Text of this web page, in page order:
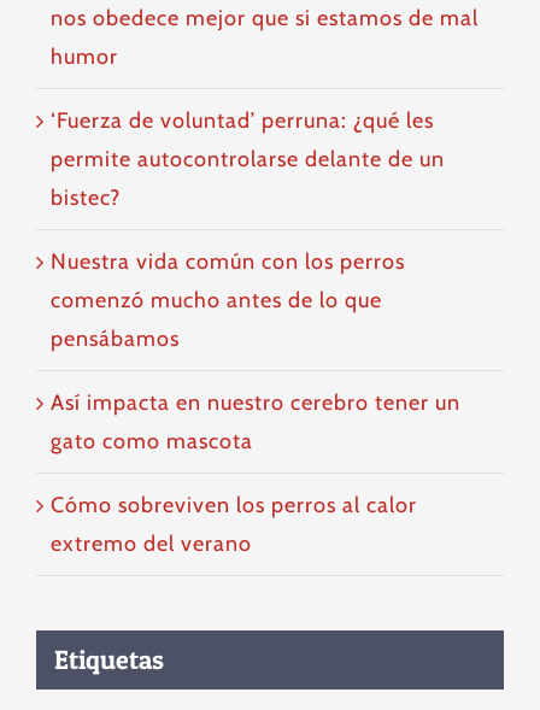
nos obedece mejor que si estamos de mal
humor
‘Fuerza de voluntad’ perruna: ¿qué les
permite autocontrolarse delante de un
bistec?
Nuestra vida común con los perros
comenzó mucho antes de lo que
pensábamos
Así impacta en nuestro cerebro tener un
gato como mascota
Cómo sobreviven los perros al calor
extremo del verano
Etiquetas